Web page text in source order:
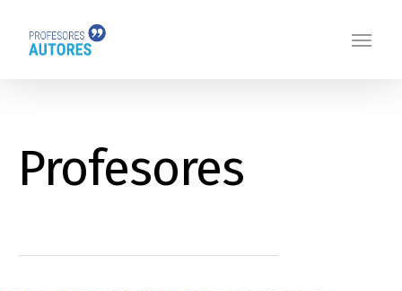
Profesores